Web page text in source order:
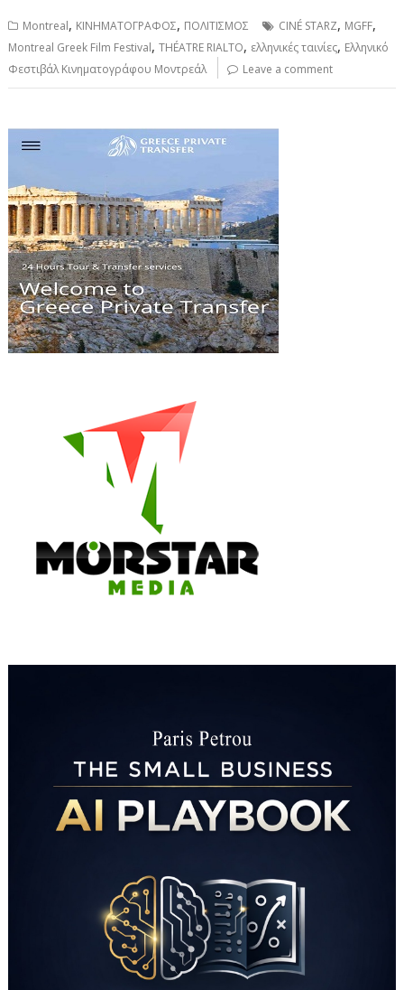
Montreal, ΚΙΝΗΜΑΤΟΓΡΑΦΟΣ, ΠΟΛΙΤΙΣΜΟΣ CINÉ STARZ, MGFF,
Montreal Greek Film Festival,THÉATRE RIALTO, ελληνικές ταινίες, Ελληνικό
Φεστιβάλ Κινηματογράφου Μοντρεάλ
Leave a comment